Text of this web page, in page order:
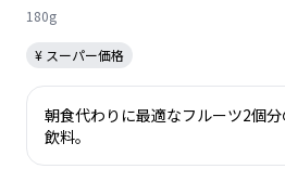
180g
¥ スーパー価格
朝食代わりに最適なフルーツ2個
飲料。